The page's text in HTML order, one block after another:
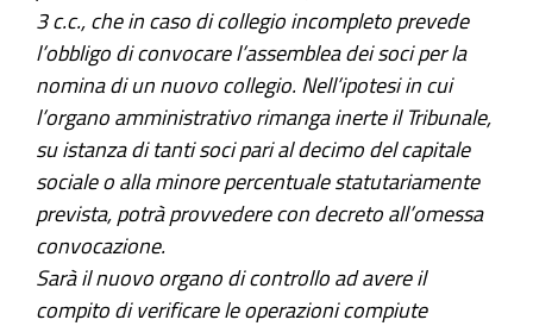
3 c.c., che in caso di collegio incompleto prevede
l’obbligo di convocare l’assemblea dei soci per la
nomina di un nuovo collegio. Nell’ipotesi in cui
l’organo amministrativo rimanga inerte il Tribunale,
su istanza di tanti soci pari al decimo del capitale
sociale o alla minore percentuale statutariamente
prevista, potrà provvedere con decreto all’omessa
convocazione.
Sarà il nuovo organo di controllo ad avere il
compito di verificare le operazioni compiute